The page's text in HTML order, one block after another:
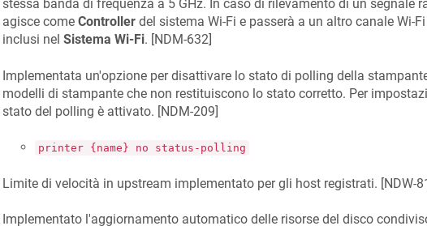
stessa banda di frequenza a 5 GHz. In caso di rilevamento di un segnale
agisce come Controllerdel sistema Wi‑Fi e passerà a un altro canale
inclusi nel Sistema Wi-Fi. [NDM-632]
Implementata un'opzione per disattivare lo stato di polling della
modelli di stampante che non restituiscono lo stato corretto. Per
stato del polling è attivato. [NDM-209]
printer {name} no status-polling
Limite di velocità in upstream implementato per gli host registrati. [NDW-
Implementato l'aggiornamento automatico delle risorse del disco